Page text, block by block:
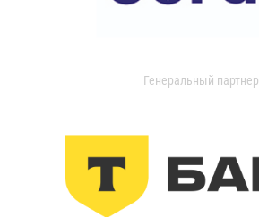
Генеральный партнер